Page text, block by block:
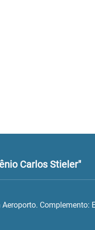
Carlos Stieler"
Complemento: